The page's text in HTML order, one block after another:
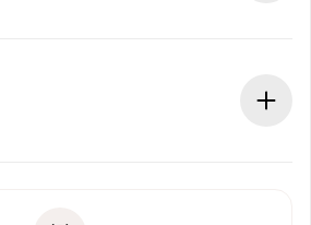
nada e ofereceremos